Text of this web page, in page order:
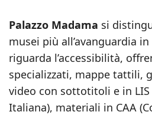
Palazzo Madama si
musei più all’avanguardia
riguarda l’accessibilità,
specializzati, mappe tattili,
video con sottotitoli e in LIS
Italiana), materiali in CAA